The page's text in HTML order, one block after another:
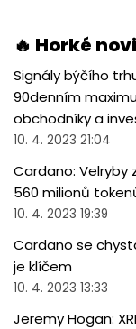
🔥 Horké
Signály býčího
90denním
obchodníky a
10. 4. 2023 21:04
Cardano: Velryby
560 milionů
10. 4. 2023 19:39
Cardano se
je klíčem
10. 4. 2023 13:33
Jeremy Hogan: